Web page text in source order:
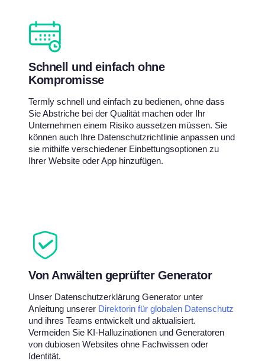
Schnell und einfach ohne
Kompromisse
Termly schnell und einfach zu bedienen, ohne dass
Sie Abstriche bei der Qualität machen oder Ihr
Unternehmen einem Risiko aussetzen müssen. Sie
können auch Ihre Datenschutzrichtlinie anpassen und
sie mithilfe verschiedener Einbettungsoptionen zu
Ihrer Website oder App hinzufügen.
Von Anwälten geprüfter Generator
Unser Datenschutzerklärung Generator unter
Anleitung unserer Direktorin für globalen Datenschutz
und ihres Teams entwickelt und aktualisiert.
Vermeiden Sie KI-Halluzinationen und Generatoren
von dubiosen Websites ohne Fachwissen oder
Identität.